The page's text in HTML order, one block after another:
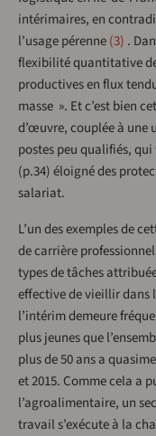
intérimaires, en
l’usage pérenne 3 .
flexibilité quantitative
productives en flux
masse ». Et c’est bien
d’œuvre, couplée à une
postes peu qualifiés,
(p.34) éloigné des
salariat.
L’un des exemples de
de carrière
types de tâches
effective de vieillir dans
l’intérim demeure
plus jeunes que
plus de 50 ans a
et 2015. Comme cela a
l’agroalimentaire, un
travail s’exécute à la